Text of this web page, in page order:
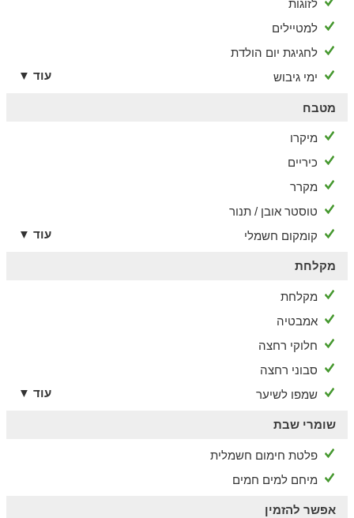
לזוגות
למטיילים
לחגיגת יום הולדת
ימי גיבוש
עוד ▼
מטבח
מיקרו
כיריים
מקרר
טוסטר אובן / תנור
קומקום חשמלי
עוד ▼
מקלחת
מקלחת
אמבטיה
חלוקי רחצה
סבוני רחצה
שמפו לשיער
עוד ▼
שומרי שבת
פלטת חימום חשמלית
מיחם למים חמים
אפשר להזמין